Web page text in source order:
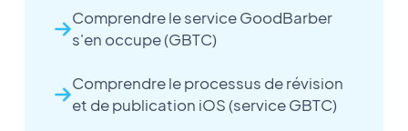
Comprendre le service GoodBarber
s'en occupe (GBTC)
Comprendre le processus de révision
et de publication iOS (service GBTC)